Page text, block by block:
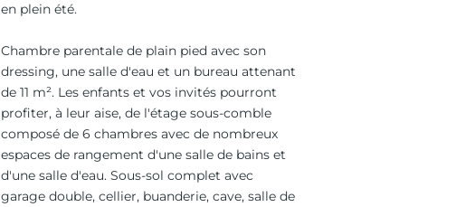
en plein été.
Chambre parentale de plain pied avec son
dressing, une salle d'eau et un bureau attenant
de 11 m². Les enfants et vos invités pourront
profiter, à leur aise, de l'étage sous-comble
composé de 6 chambres avec de nombreux
espaces de rangement d'une salle de bains et
d'une salle d'eau. Sous-sol complet avec
garage double, cellier, buanderie, cave, salle de